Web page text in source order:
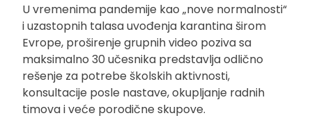
U vremenima pandemije kao „nove normalnosti“
i uzastopnih talasa uvođenja karantina širom
Evrope, proširenje grupnih video poziva sa
maksimalno 30 učesnika predstavlja odlično
rešenje za potrebe školskih aktivnosti,
konsultacije posle nastave, okupljanje radnih
timova i veće porodične skupove.